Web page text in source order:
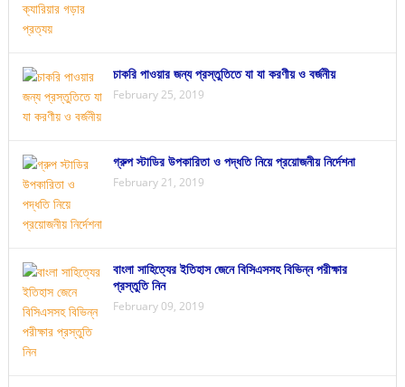
চাকরি পাওয়ার জন্য প্রস্তুতিতে যা যা করণীয় ও বর্জনীয়
February 25, 2019
গ্রুপ স্টাডির উপকারিতা ও পদ্ধতি নিয়ে প্রয়োজনীয় নির্দেশনা
February 21, 2019
বাংলা সাহিত্যের ইতিহাস জেনে বিসিএসসহ বিভিন্ন পরীক্ষার
প্রস্তুতি নিন
February 09, 2019